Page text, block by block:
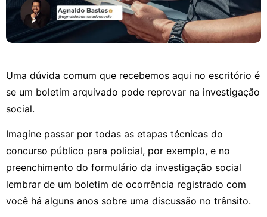
Uma dúvida comum que recebemos aqui no escritório é
se um boletim arquivado pode reprovar na investigação
social.
Imagine passar por todas as etapas técnicas do
concurso público para policial, por exemplo, e no
preenchimento do formulário da investigação social
lembrar de um boletim de ocorrência registrado com
você há alguns anos sobre uma discussão no trânsito.